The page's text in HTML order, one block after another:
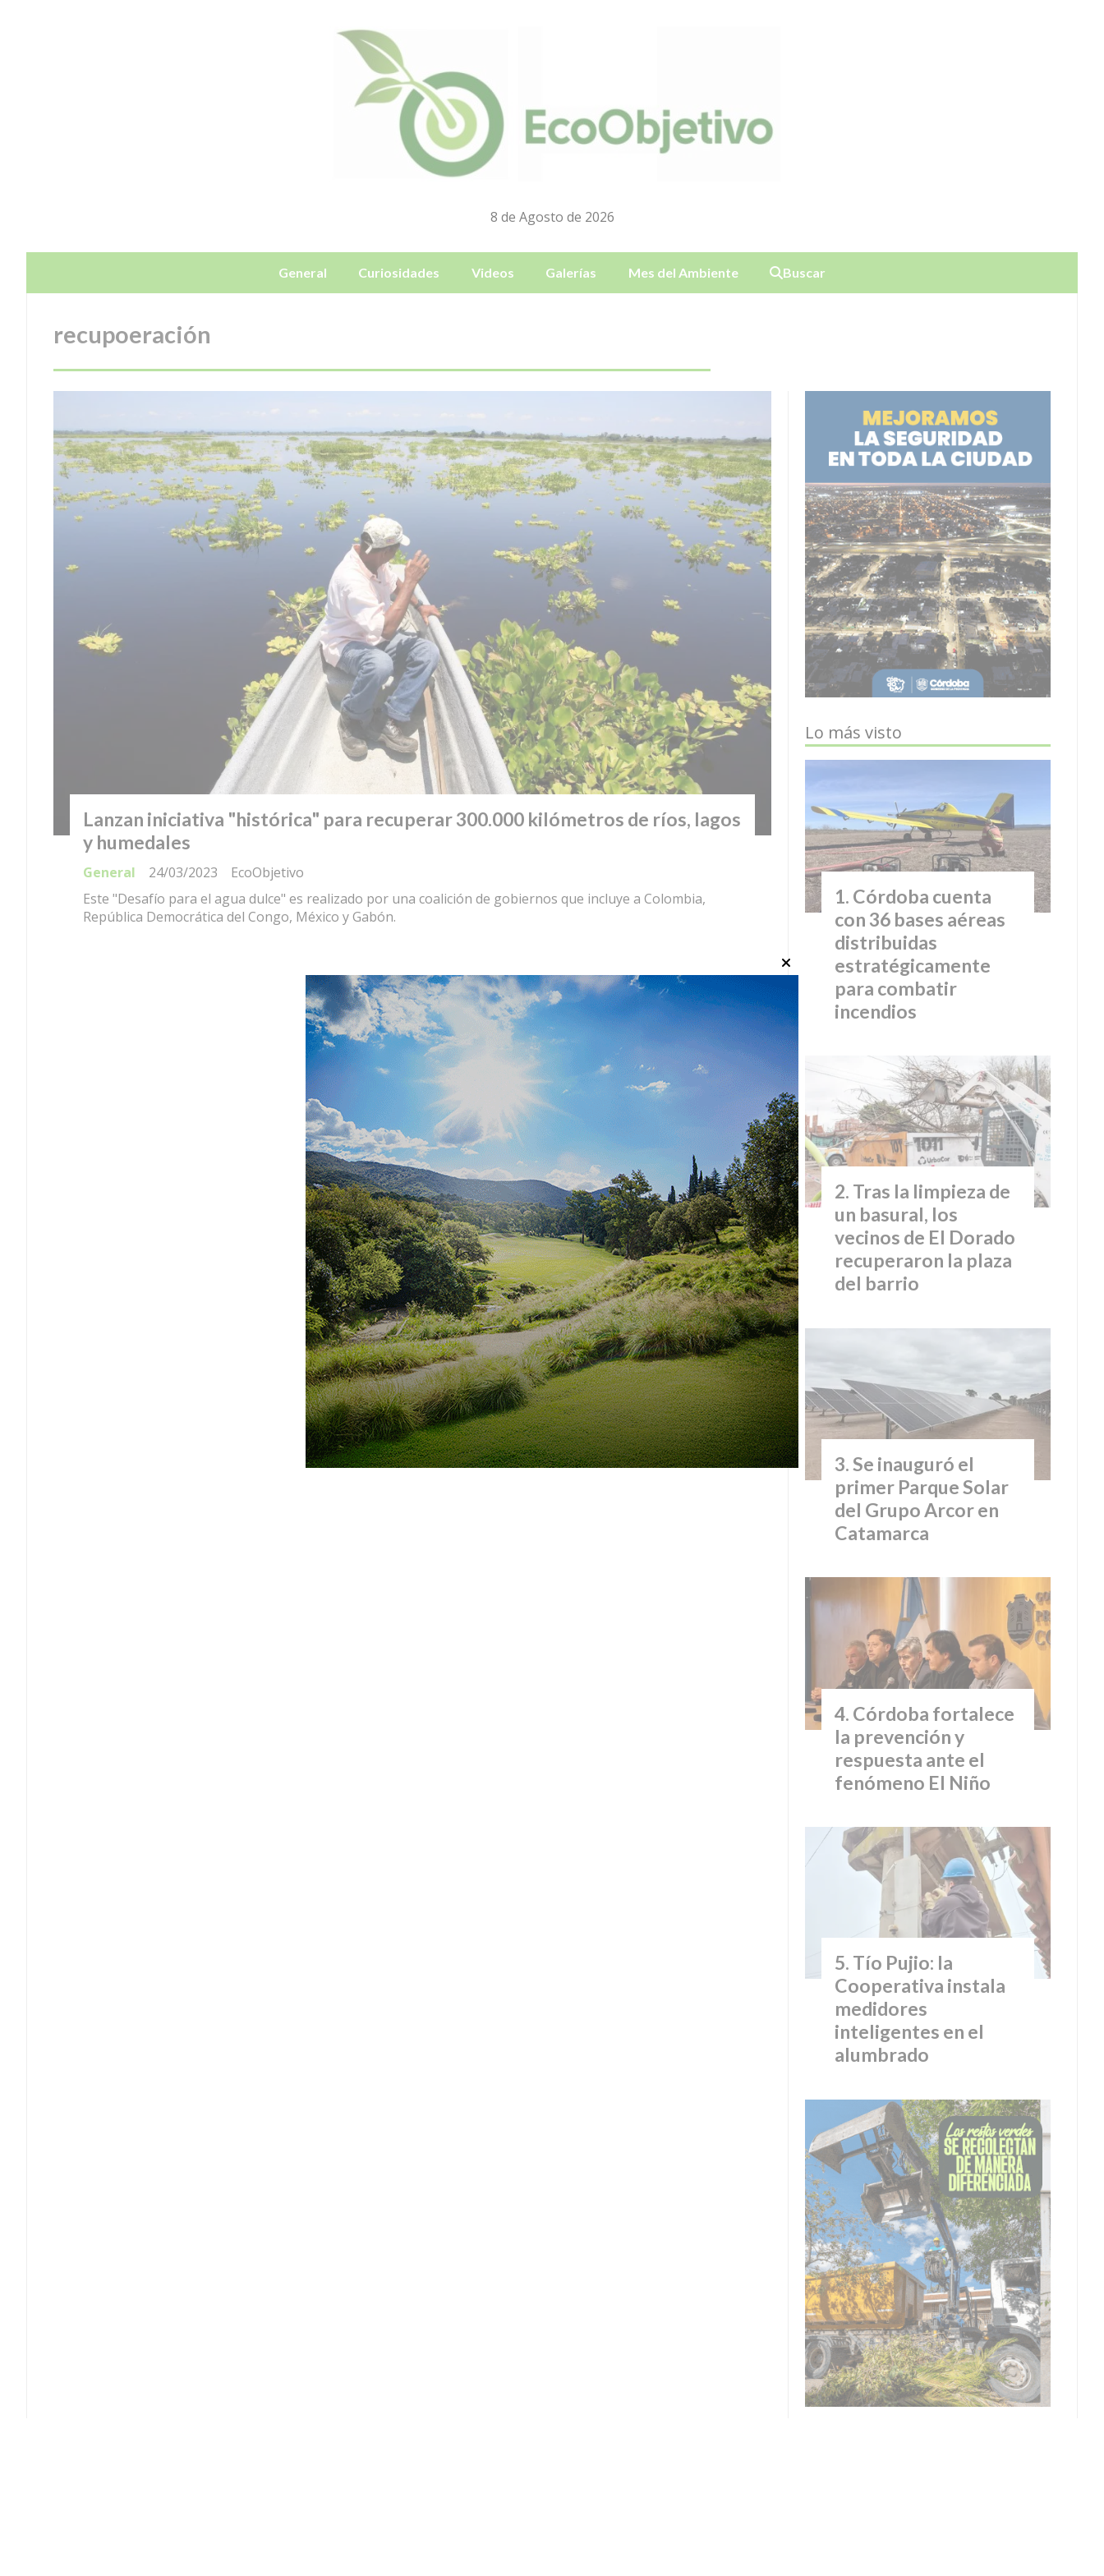
8 de Agosto de 2026
General Curiosidades Videos Galerías Mes del Ambiente Buscar
recupoeración
Lanzan iniciativa "histórica" para recuperar 300.000 kilómetros de ríos, lagos
y humedales
EcoObjetivo
General
24/03/2023
Este "Desafío para el agua dulce" es realizado por una coalición de gobiernos que incluye a Colombia,
República Democrática del Congo, México y Gabón.
Lo más visto
Córdoba cuenta
con 36 bases aéreas
distribuidas
estratégicamente
para combatir
incendios
Tras la limpieza de
un basural, los
vecinos de El Dorado
recuperaron la plaza
del barrio
Se inauguró el
primer Parque Solar
del Grupo Arcor en
Catamarca
Córdoba fortalece
la prevención y
respuesta ante el
fenómeno El Niño
Tío Pujio: la
Cooperativa instala
medidores
inteligentes en el
alumbrado